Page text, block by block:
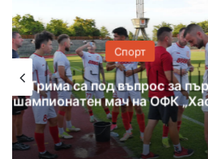
Спорт
Нова титла за
международен